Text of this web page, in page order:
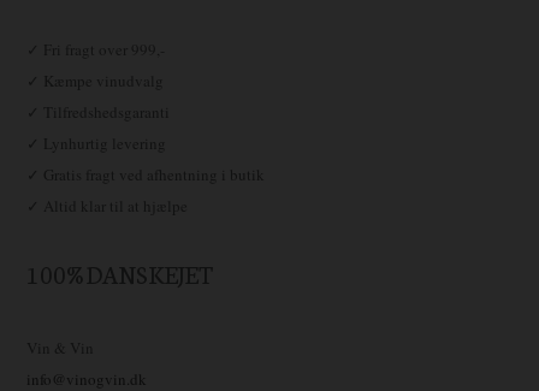
✓ Kæmpe vinudvalg
✓ Tilfredshedsgaranti
✓ Lynhurtig levering
✓ Gratis fragt ved afhentning i butik
✓ Altid klar til at hjælpe
100% DANSKEJET
Vin & Vin
info@vinogvin.dk